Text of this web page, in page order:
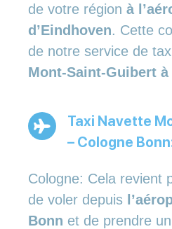
de votre région à
d’Eindhoven. Cette
de notre service de
Mont-Saint-Guibert
Taxi Navette
– Cologne
Cologne: Cela revient
de voler depuis
Bonn et de prendre